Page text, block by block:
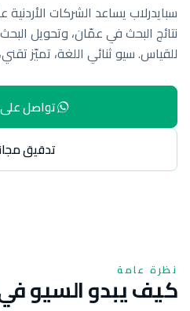
سبايدرلاب يساعد الشركات
نتائج البحث في عمّان، وتحويل
للقياس. سيو ثنائي اللغة، تميّز
تواصل
تدقيق
نظرة عامة
كيف يبدو السيو في